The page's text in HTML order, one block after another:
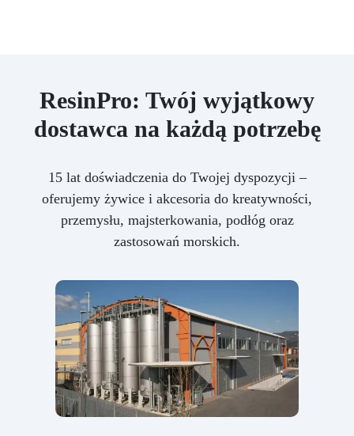
ResinPro: Twój wyjątkowy
dostawca na każdą potrzebę
15 lat doświadczenia do Twojej dyspozycji –
oferujemy żywice i akcesoria do kreatywności,
przemysłu, majsterkowania, podłóg oraz
zastosowań morskich.